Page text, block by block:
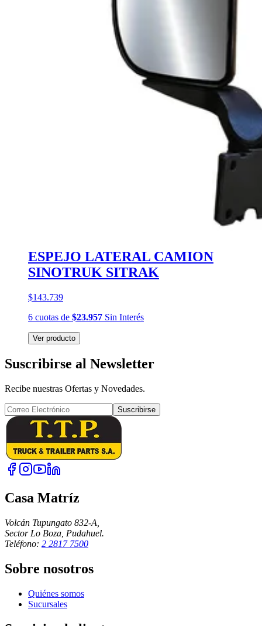
ESPEJO LATERAL CAMION
SINOTRUK SITRAK
$143.739
6 cuotas de $23.957 Sin Interés
Ver producto
Suscribirse al Newsletter
Recibe nuestras Ofertas y Novedades.
Suscribirse
Casa Matríz
Volcán Tupungato 832-A,
Sector Lo Boza, Pudahuel.
Teléfono: 2 2817 7500
Sobre nosotros
Quiénes somos
Sucursales